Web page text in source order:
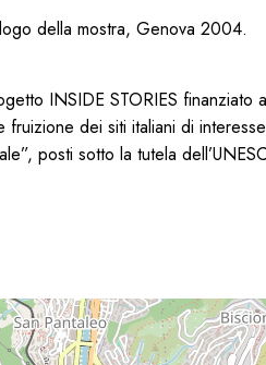
della mostra, Genova 2004.
INSIDE STORIES
dei siti italiani di
posti sotto la tutela